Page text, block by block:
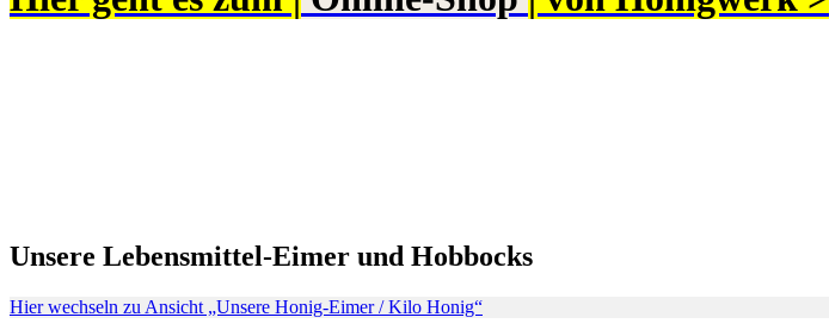
Unsere Lebensmittel-Eimer und Hobbocks
Hier wechseln zu Ansicht „Unsere Honig-Eimer / Kilo Honig“